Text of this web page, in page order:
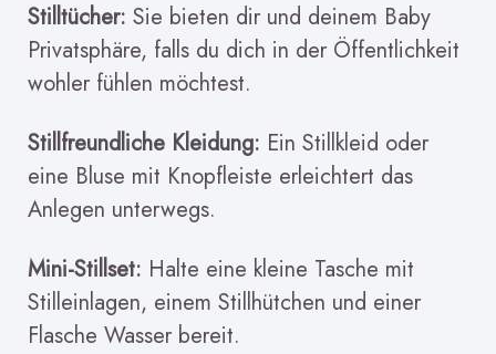
Stilltücher: Sie bieten dir und deinem Baby
Privatsphäre, falls du dich in der Öffentlichkeit
wohler fühlen möchtest.
Stillfreundliche Kleidung: Ein Stillkleid oder
eine Bluse mit Knopfleiste erleichtert das
Anlegen unterwegs.
Mini-Stillset: Halte eine kleine Tasche mit
Stilleinlagen, einem Stillhütchen und einer
Flasche Wasser bereit.